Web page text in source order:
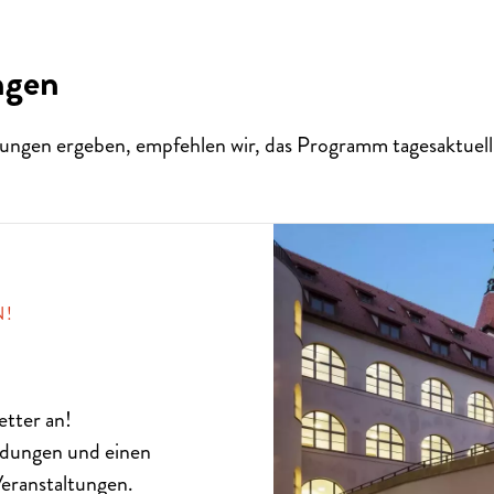
ergeben, empfehlen wir, das Programm
an!
und einen